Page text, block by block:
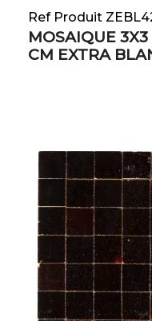
Ref Produit
MOSAIQUE
CM EXTRA